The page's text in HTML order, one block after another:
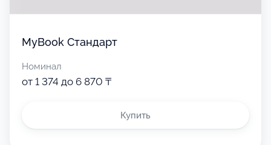
MyBook Стандарт
Номинал
от 1 374 до 6 870 ₸
Купить